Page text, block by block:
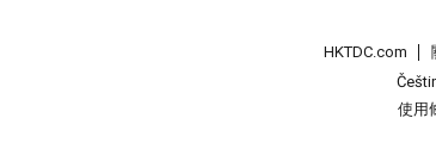
HKTDC.com
使用